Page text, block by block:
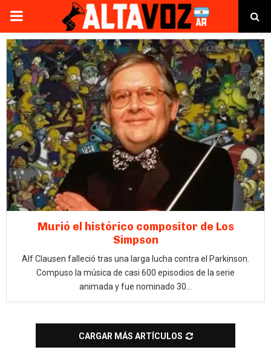
PRIMARY
MENU
Murió el histórico compositor de Los
Simpson
Alf Clausen falleció tras una larga lucha contra el Parkinson.
Compuso la música de casi 600 episodios de la serie
animada y fue nominado 30...
CARGAR MÁS ARTÍCULOS